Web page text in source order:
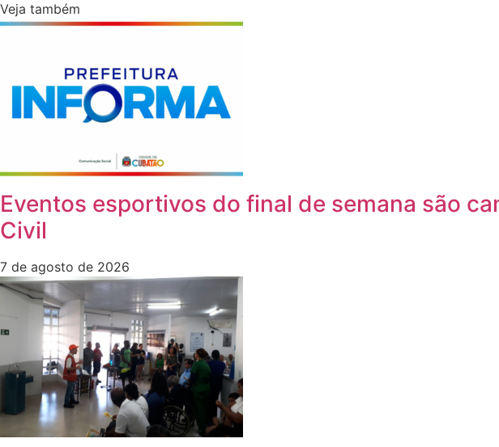
Veja também
Eventos esportivos do final de semana são
Civil
7 de agosto de 2026